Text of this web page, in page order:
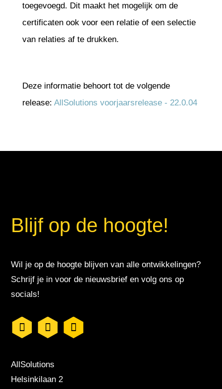
toegevoegd. Dit maakt het mogelijk om de
certificaten ook voor een relatie of een selectie
van relaties af te drukken.
Deze informatie behoort tot de volgende
release: AllSolutions voorjaarsrelease - 22.0.04
Blijf op de hoogte!
Wil je op de hoogte blijven van alle ontwikkelingen?
Schrijf je in voor de nieuwsbrief en volg ons op
socials!
AllSolutions
Helsinkilaan 2